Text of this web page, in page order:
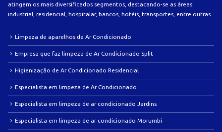
atingem os mais diversificados segmentos, destacando-se as áreas:
industrial, residencial, hospitalar, bancos, hotéis, transportes, entre outras.
Limpeza de aparelhos de Ar Condicionado
Empresa que faz limpeza de Ar Condicionado Split
Higienização de Ar Condicionado Residencial
Especialista em limpeza de Ar Condicionado
Especialista em limpeza de ar condicionado Jardins
Especialista em limpeza de ar condicionado Morumbi